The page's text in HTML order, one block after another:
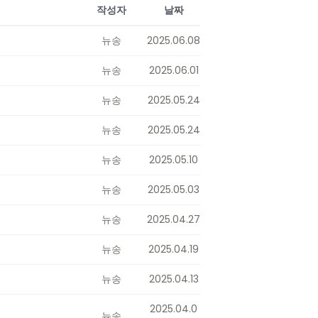
작성자 날짜
뉴송 2025.06.08
뉴송 2025.06.01
뉴송 2025.05.24
뉴송 2025.05.24
뉴송 2025.05.10
뉴송 2025.05.03
뉴송 2025.04.27
뉴송 2025.04.19
뉴송 2025.04.13
2025.04.0